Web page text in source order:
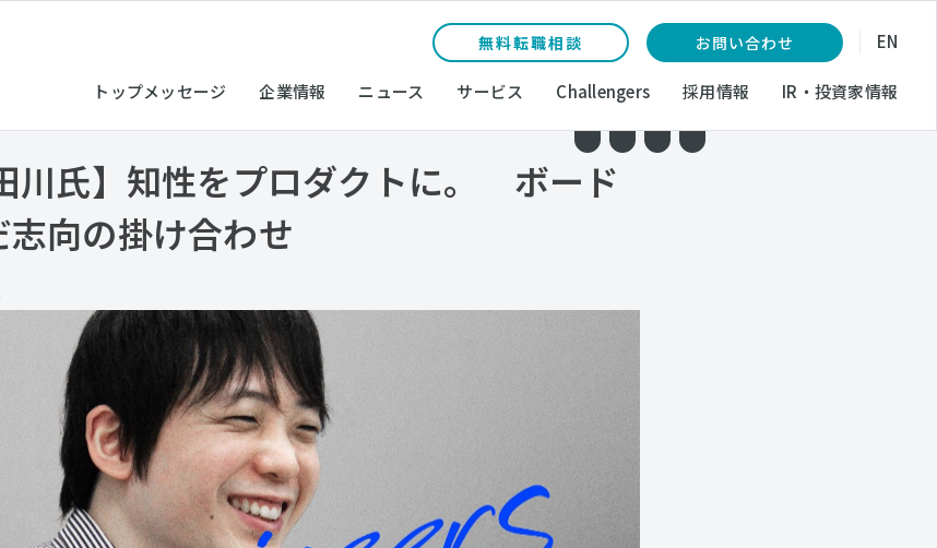
無料転職相談 お問い合わせ EN
トップメッセージ 企業情報 ニュース サービス Challengers 採用情報 IR・投資家情報
川氏】知性をプロダクトに。 ボード
向の掛け合わせ